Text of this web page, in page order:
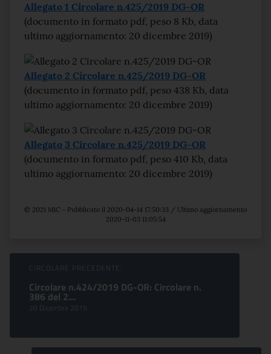
Allegato 1 Circolare n.425/2019 DG-OR
(documento in formato pdf, peso 8 Kb, data
ultimo aggiornamento: 20 dicembre 2019)
Allegato 2 Circolare n.425/2019 DG-OR
(documento in formato pdf, peso 438 Kb, data
ultimo aggiornamento: 20 dicembre 2019)
Allegato 3 Circolare n.425/2019 DG-OR
(documento in formato pdf, peso 410 Kb, data
ultimo aggiornamento: 20 dicembre 2019)
© 2021 MiC - Pubblicato il 2020-04-14 17:50:33 / Ultimo aggiornamento
2020-11-03 11:05:54
Sfoglia comunicati
CIRCOLARE PRECEDENTE:
Circolare n.424/2019 DG-OR: Circolare n.
386 del 2...
20 Dicembre 2019